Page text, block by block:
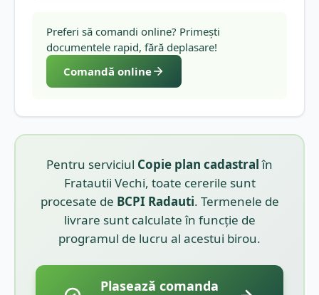
Preferi să comandi online? Primești
documentele rapid, fără deplasare!
Comandă online
Pentru serviciul Copie plan cadastralîn
Fratautii Vechi, toate cererile sunt
procesate de BCPI Radauti. Termenele de
livrare sunt calculate în funcție de
programul de lucru al acestui birou.
Plasează comanda